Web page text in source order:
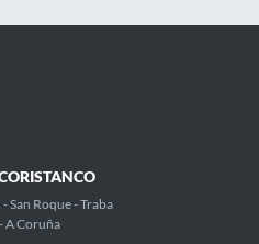
San Roque - Traba
A Coruña